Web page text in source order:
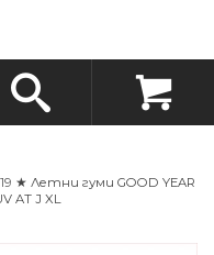
★ Летни гуми GOOD YEAR
AT J XL